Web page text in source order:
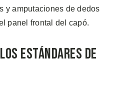
y amputaciones de dedos
panel frontal del capó.
Estándares de